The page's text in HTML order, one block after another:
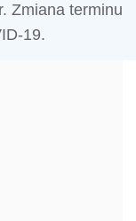
Zmiana terminu
19.